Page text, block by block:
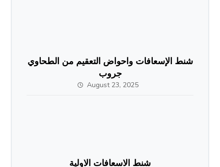
شنط الإسعافات واحواض التعقيم من الطحاوي
جروب
August 23, 2025
شنط الاسعافات الاولية